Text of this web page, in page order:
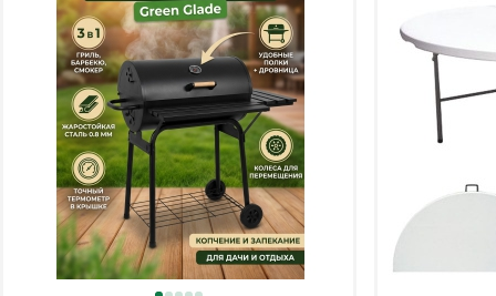
Доставка:БЕСПЛАТНО, 2-3 дня
Доставка: